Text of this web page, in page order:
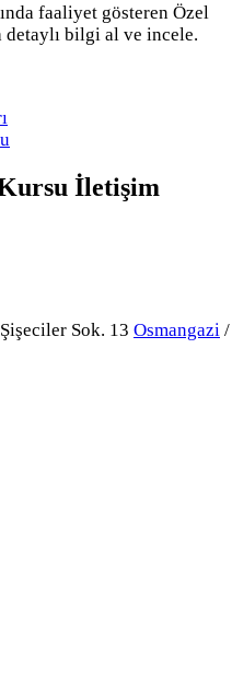
faaliyet gösteren Özel
detaylı bilgi al ve incele.
İletişim
Sok. 13 Osmangazi /